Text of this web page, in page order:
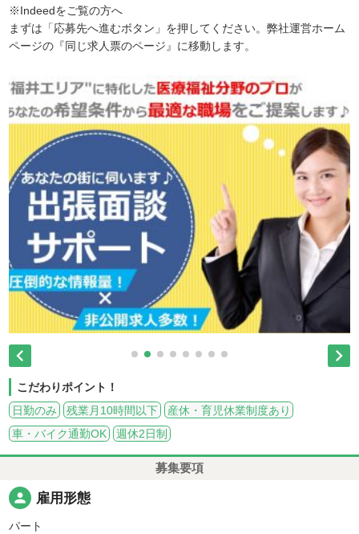
※Indeedをご覧の方へ
まずは「応募先へ進むボタン」を押してください。弊社運営ホーム
ページの『同じ求人票のページ』に移動します。
 
こだわりポイント！
日勤のみ
残業月10時間以下
産休・育児休業制度あり
車・バイク通勤OK
週休2日制
募集要項
person 雇用形態
パート